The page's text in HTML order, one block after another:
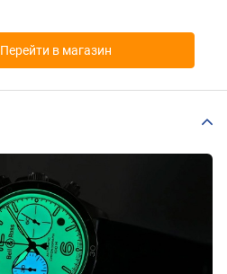
Перейти в магазин